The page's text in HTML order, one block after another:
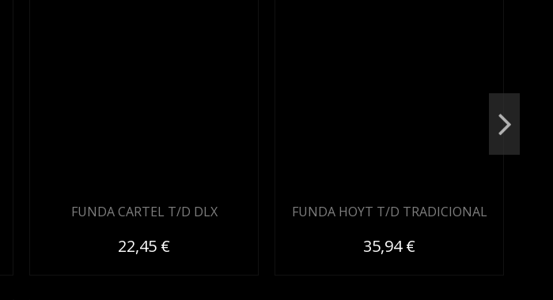
FUNDA CARTEL T/D DLX
22,45 €
FUNDA HOYT T/D TRADICIONAL
35,94 €